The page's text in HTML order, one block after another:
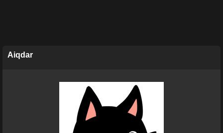
Aiqdar